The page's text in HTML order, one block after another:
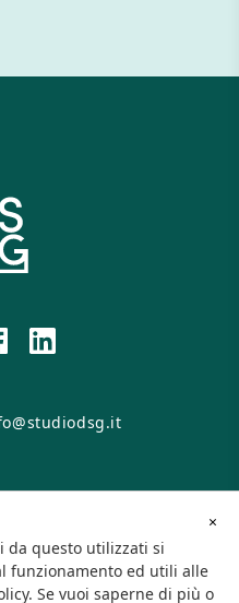
rights reserved.
• P.IVA/C.F. 04146660248
×
da questo utilizzati si
funzionamento ed utili alle
Se vuoi saperne di più o